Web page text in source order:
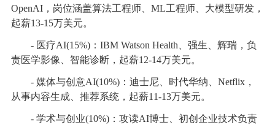
OpenAI，岗位涵盖算法工程师、ML工程师、大模型研发，
起薪13-15万美元。
- 医疗AI(15%)：IBM Watson Health、强生、辉瑞，负
责医学影像、智能诊断，起薪12-14万美元。
- 媒体与创意AI(10%)：迪士尼、时代华纳、Netflix，
从事内容生成、推荐系统，起薪11-13万美元。
- 学术与创业(10%)：攻读AI博士、初创企业技术负责